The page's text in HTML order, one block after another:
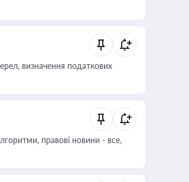
визначення податкових
правові новини - все,